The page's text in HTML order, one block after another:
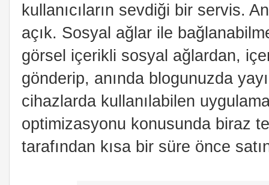
kullanıcıların sevdiği bir servis.
açık. Sosyal ağlar ile
görsel içerikli sosyal ağlardan,
gönderip, anında blogunuzda
cihazlarda kullanılabilen
optimizasyonu konusunda biraz
tarafından kısa bir süre önce